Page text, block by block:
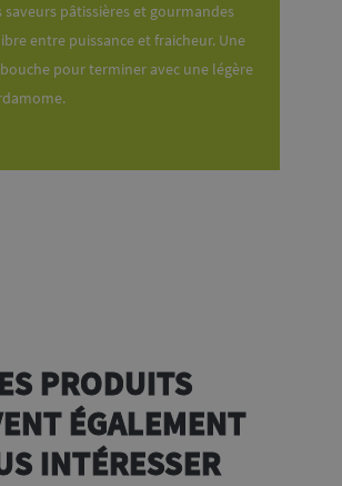
saveurs pâtissières et gourmandes
entre puissance et fraicheur. Une
pour terminer avec une légère
PRODUITS
ÉGALEMENT
INTÉRESSER